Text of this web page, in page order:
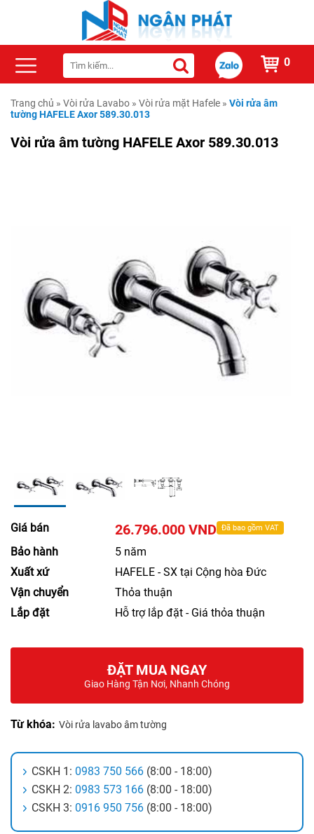
0
Trang chủ » Vòi rửa Lavabo » Vòi rửa mặt Hafele » Vòi rửa âm
tường HAFELE Axor 589.30.013
Vòi rửa âm tường HAFELE Axor 589.30.013
Giá bán 26.796.000 VND Đã bao gồm VAT
Bảo hành
5 năm
Xuất xứ
HAFELE - SX tại Cộng hòa Đức
Vận chuyển
Thỏa thuận
Lắp đặt
Hỗ trợ lắp đặt - Giá thỏa thuận
ĐẶT MUA NGAY
Giao Hàng Tận Nơi, Nhanh Chóng
Từ khóa: Vòi rửa lavabo âm tường
CSKH 1: 0983 750 566 (8:00 - 18:00)
CSKH 2: 0983 573 166 (8:00 - 18:00)
CSKH 3: 0916 950 756 (8:00 - 18:00)